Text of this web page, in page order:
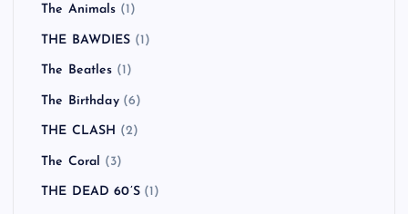
The Animals (1)
THE BAWDIES (1)
The Beatles (1)
The Birthday(6)
THE CLASH (2)
The Coral (3)
THE DEAD 60’S(1)